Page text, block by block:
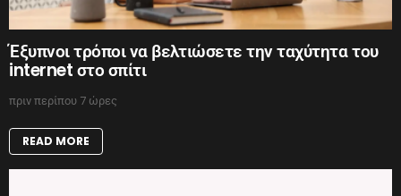
Έξυπνοι τρόποι να βελτιώσετε την ταχύτητα του
internet στο σπίτι
πριν περίπου 7 ώρες
READ MORE